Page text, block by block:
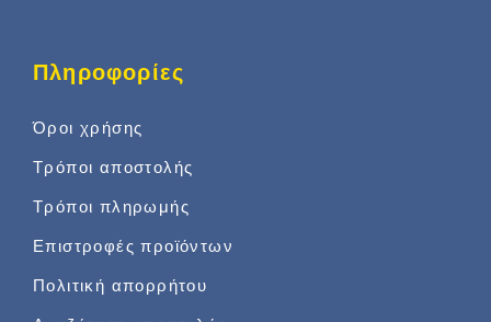
Πληροφορίες
Όροι χρήσης
Τρόποι αποστολής
Τρόποι πληρωμής
Επιστροφές προϊόντων
Πολιτική απορρήτου